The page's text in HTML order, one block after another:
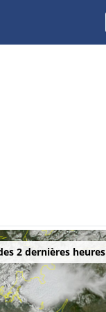
2 dernières heures